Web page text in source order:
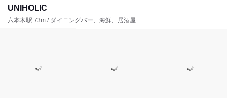
UNIHOLIC
六本木駅 73m / ダイニングバー、海鮮、居酒屋